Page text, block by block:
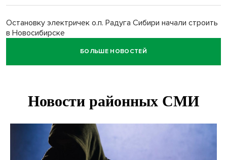
Остановку электричек о.п. Радуга Сибири начали строить
в Новосибирске
Транспортная прокуратура проверит S7 после инцидента
500 литров ухи сварили новосибирцам на
Под Новосибирском двое пострадали в ДТП с
перевернувшейся «ГАЗелью»
БОЛЬШЕ НОВОСТЕЙ